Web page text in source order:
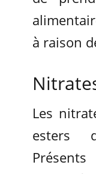
à raison
Les
esters